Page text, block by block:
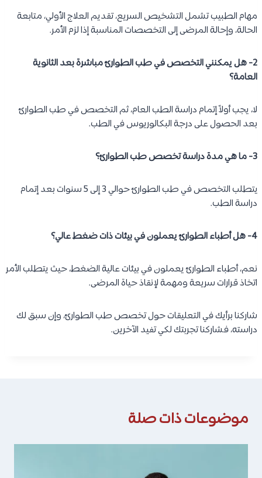
مهام الطبيب تشمل التشخيص السريع، تقديم العلاج الأولي، متابعة
الحالة، وإحالة المرضى إلى التخصصات المناسبة إذا لزم الأمر.
2- هل يمكنني التخصص في طب الطوارئ مباشرة بعد الثانوية
العامة؟
لا، يجب أولاً إتمام دراسة الطب العام، ثم التخصص في طب الطوارئ
بعد الحصول على درجة البكالوريوس في الطب.
3- ما هي مدة دراسة تخصص طب الطوارئ؟
يتطلب التخصص في طب الطوارئ حوالي 3 إلى 5 سنوات بعد إتمام
دراسة الطب.
4- هل أطباء الطوارئ يعملون في بيئات ذات ضغط عالي؟
نعم، أطباء الطوارئ يعملون في بيئات عالية الضغط، حيث يتطلب الأمر
اتخاذ قرارات سريعة ومهمة لإنقاذ حياة المرضى.
شاركنا برأيك في التعليقات حول تخصص طب الطوارئ، وإن سبق لك
دراسته، فشاركنا تجربتك لكي تفيد الآخرين.
موضوعات ذات صلة